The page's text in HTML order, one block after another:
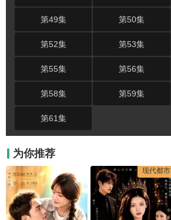
第49集 第50集
第52集 第53集
第55集 第56集
第58集 第59集
第61集
为你推荐
现代都市